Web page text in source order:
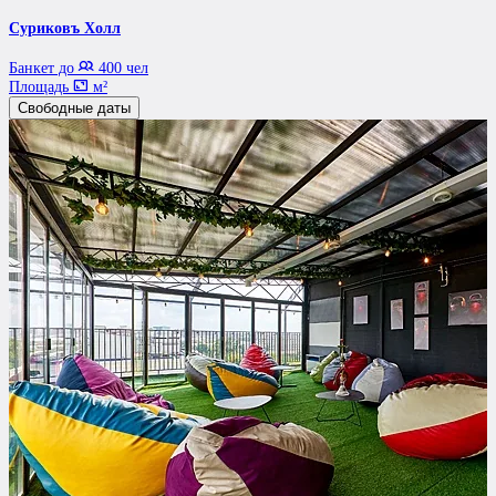
Суриковъ Холл
Банкет до
400 чел
Площадь
м²
Свободные даты